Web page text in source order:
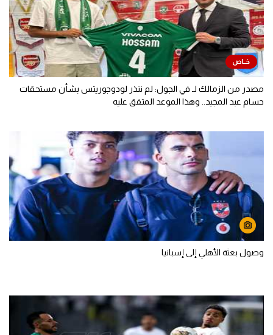
مصدر من الزمالك لـ في الجول: لم ننذر لودوجوريتس بشأن مستحقات
حسام عبد المجيد.. وهذا الموعد المتفق عليه
وصول بعثة الأهلي إلى إسبانيا